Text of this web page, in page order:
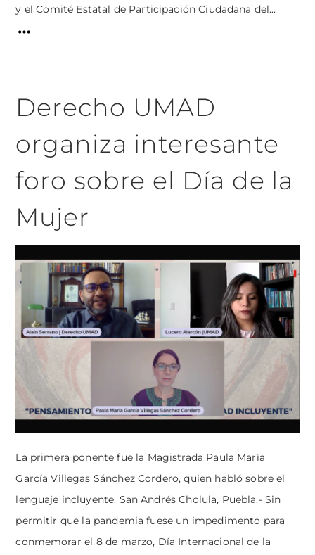
y el Comité Estatal de Participación Ciudadana del...
Derecho UMAD
organiza interesante
foro sobre el Día de la
Mujer
La primera ponente fue la Magistrada Paula María
García Villegas Sánchez Cordero, quien habló sobre el
lenguaje incluyente. San Andrés Cholula, Puebla.- Sin
permitir que la pandemia fuese un impedimento para
conmemorar el 8 de marzo, Día Internacional de la